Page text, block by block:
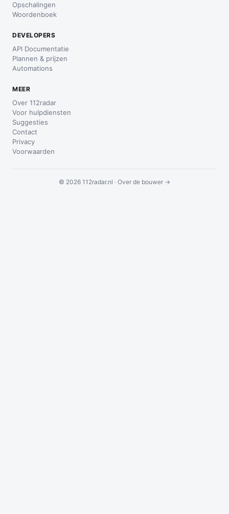
Opschalingen
Woordenboek
DEVELOPERS
API Documentatie
Plannen & prijzen
Automations
MEER
Over 112radar
Voor hulpdiensten
Suggesties
Contact
Privacy
Voorwaarden
© 2026 112radar.nl · Over de bouwer →